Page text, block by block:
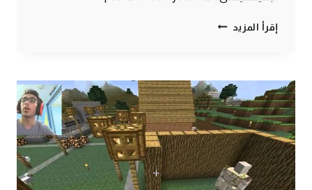
إقرأ المزيد ماين
الدلوع
هههه
#73
|
73#
MINECRAFT
:
D7OOMY999